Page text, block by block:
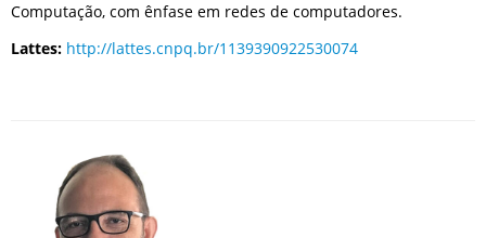
Computação, com ênfase em redes de computadores.
Lattes: http://lattes.cnpq.br/1139390922530074